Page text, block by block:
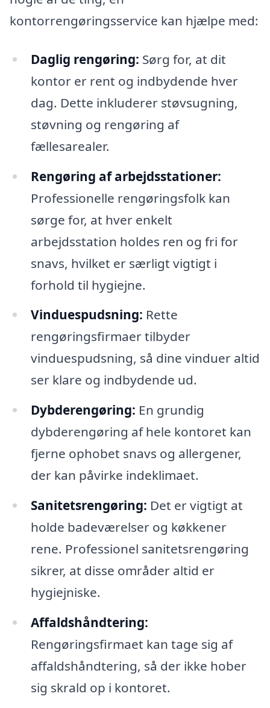
kontorrengøringsservice kan hjælpe med:
Daglig rengøring: Sørg for, at dit
kontor er rent og indbydende hver
dag. Dette inkluderer støvsugning,
støvning og rengøring af
fællesarealer.
Rengøring af arbejdsstationer:
Professionelle rengøringsfolk kan
sørge for, at hver enkelt
arbejdsstation holdes ren og fri for
snavs, hvilket er særligt vigtigt i
forhold til hygiejne.
Vinduespudsning: Rette
rengøringsfirmaer tilbyder
vinduespudsning, så dine vinduer altid
ser klare og indbydende ud.
Dybderengøring: En grundig
dybderengøring af hele kontoret kan
fjerne ophobet snavs og allergener,
der kan påvirke indeklimaet.
Sanitetsrengøring: Det er vigtigt at
holde badeværelser og køkkener
rene. Professionel sanitetsrengøring
sikrer, at disse områder altid er
hygiejniske.
Affaldshåndtering:
Rengøringsfirmaet kan tage sig af
affaldshåndtering, så der ikke hober
sig skrald op i kontoret.